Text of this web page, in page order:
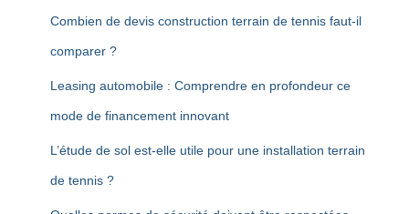
Combien de devis construction terrain de tennis faut-il
comparer ?
Leasing automobile : Comprendre en profondeur ce
mode de financement innovant
L’étude de sol est-elle utile pour une installation terrain
de tennis ?